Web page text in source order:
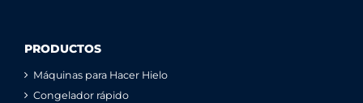
PRODUCTOS
Máquinas para Hacer Hielo
Congelador rápido